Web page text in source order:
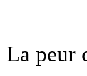
La peur